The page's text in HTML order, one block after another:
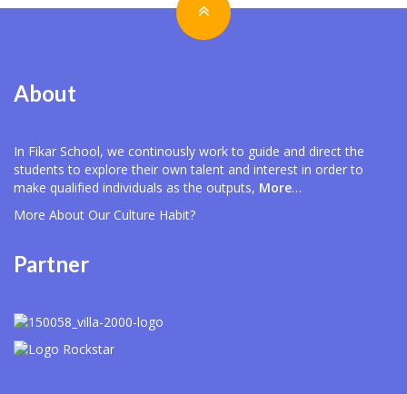
About
In Fikar School, we continously work to guide and direct the
students to explore their own talent and interest in order to
make qualified individuals as the outputs, More…
More About Our Culture Habit?
Partner